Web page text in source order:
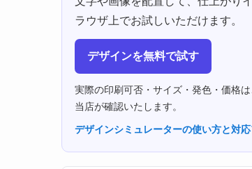
ラウザ上でお試しいただけます。
デザインを無料で試す
実際の印刷可否・サイズ・発色・価格
当店が確認いたします。
デザインシミュレーターの使い方と対